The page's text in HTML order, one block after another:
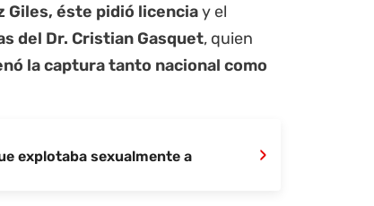
Giles, éste pidió licenciay el
del Dr. Cristian Gasquet, quien
la captura tanto nacional como
explotaba sexualmente a
›